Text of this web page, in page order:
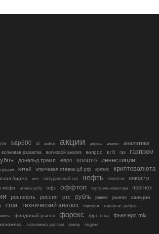
s&p500 si usdrub акции алроса анализ аналитика
волновая разметка волновой анализ вопрос втб газ газпром
дональд трамп евро золото инвестиции
россии китай ключевая ставка цб рф кризис криптовалюта
биржа мтс натуральный газ нефть новатэк новости
мсфо отчеты рсбу офз оффтоп портфель инвестора
прогноз
роснефть россия ртс рубль рынки рынок санкции
сша технический анализ торговля торговые роботы
фондовый рынок форекс фрс сша фьючерс mix
экономика россии юмор яндекс